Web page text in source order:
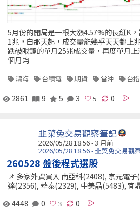
5月份的開局是一根大漲4.57%的長紅K
1兆，自那天起，成交量能幾乎天天都上
跌破眼鏡的單月25兆成交量，再度單月
個月均
鴻海 台積電 期貨 當沖 台
2861 9 5 3 0
韭菜兔交易觀察筆記
2026/05/28 18:56 - 3 月前
2026/05/28 18:56 - 韭菜兔交易觀
260528 盤後程式選股
📌 多家外資買入 南亞科(2408), 京元電
達(2356), 華泰(2329), 中美晶(5483), 宜
4448
0 0